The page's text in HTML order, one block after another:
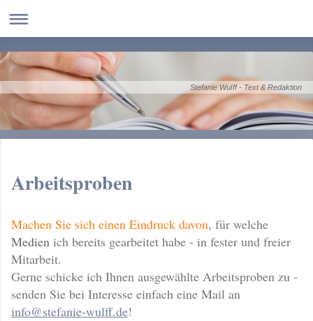
Stefanie Wulff - Text & Redaktion
Arbeitsproben
Machen Sie sich einen Eindruck davon, für welche
Medien ich bereits gearbeitet habe - in fester und freier
Mitarbeit.
Gerne schicke ich Ihnen ausgewählte Arbeitsproben zu -
senden Sie bei Interesse einfach eine Mail an
info@stefanie-wulff.de!